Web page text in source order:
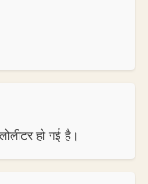
हो गई है।